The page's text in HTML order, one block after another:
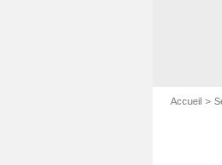
Accueil